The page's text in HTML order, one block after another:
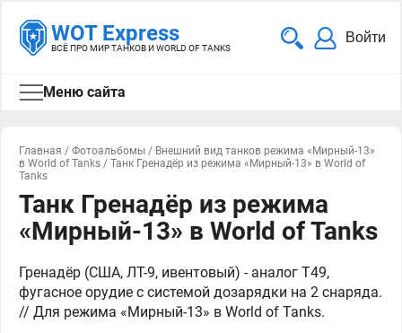
WOT Express
ВСЁ ПРО МИР ТАНКОВ И WORLD OF TANKS
Войти
Меню сайта
Главная / Фотоальбомы / Внешний вид танков режима «Мирный-13»
в World of Tanks / Танк Гренадёр из режима «Мирный-13» в World of
Tanks
Танк Гренадёр из режима
«Мирный-13» в World of Tanks
Гренадёр (США, ЛТ-9, ивентовый) - аналог T49,
фугасное орудие с системой дозарядки на 2 снаряда.
// Для режима «Мирный-13» в World of Tanks.